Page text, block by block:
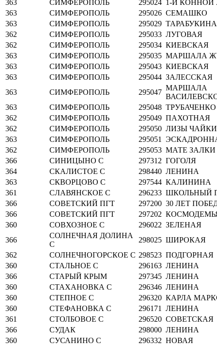
363
СИМФЕРОПОЛЬ 295024 1-Й КОННОЙ
363
СИМФЕРОПОЛЬ 295026 СЕМАШКО
363
СИМФЕРОПОЛЬ 295029 ТАРАБУКИНА
362
СИМФЕРОПОЛЬ 295033 ЛУГОВАЯ
362
СИМФЕРОПОЛЬ 295034 КИЕВСКАЯ
363
СИМФЕРОПОЛЬ 295035 МАРШАЛА
363
СИМФЕРОПОЛЬ 295043 КИЕВСКАЯ
363
СИМФЕРОПОЛЬ 295044 ЗАЛЕССКАЯ
363
СИМФЕРОПОЛЬ 295047
МАРШАЛА
363
СИМФЕРОПОЛЬ 295048 ТРУБАЧЕНКО
362
СИМФЕРОПОЛЬ 295049 ПАХОТНАЯ
362
СИМФЕРОПОЛЬ 295050 ЛИЗЫ
363
СИМФЕРОПОЛЬ 295051
362
СИМФЕРОПОЛЬ 295053 МАТЕ ЗАЛКИ
366
СИНИЦЫНО С 297312 ГОГОЛЯ
364
СКАЛИСТОЕ С 298440 ЛЕНИНА
363
СКВОРЦОВО С 297544 КАЛИНИНА
361
СЛАВЯНСКОЕ С 296233 ШКОЛЬНЫЙ
366
СОВЕТСКИЙ ПГТ 297200 30 ЛЕТ
366
СОВЕТСКИЙ ПГТ 297202
360
СОВХОЗНОЕ С 296022 ЗЕЛЕНАЯ
366
СОЛНЕЧНАЯ ДОЛИНА
С
298025 ШИРОКАЯ
362
СОЛНЕЧНОГОРСКОЕ С 298523 ПОДГОРНАЯ
360
СТАЛЬНОЕ С 296163 ЛЕНИНА
366
СТАРЫЙ КРЫМ 297345 ЛЕНИНА
360
СТАХАНОВКА С 296346 ЛЕНИНА
360
СТЕПНОЕ С 296320 КАРЛА
360
СТЕФАНОВКА С 296171
ЛЕНИНА
361
СТОЛБОВОЕ С 296520 СОВЕТСКАЯ
366
СУДАК 298000 ЛЕНИНА
360
СУСАНИНО С 296332 НОВАЯ